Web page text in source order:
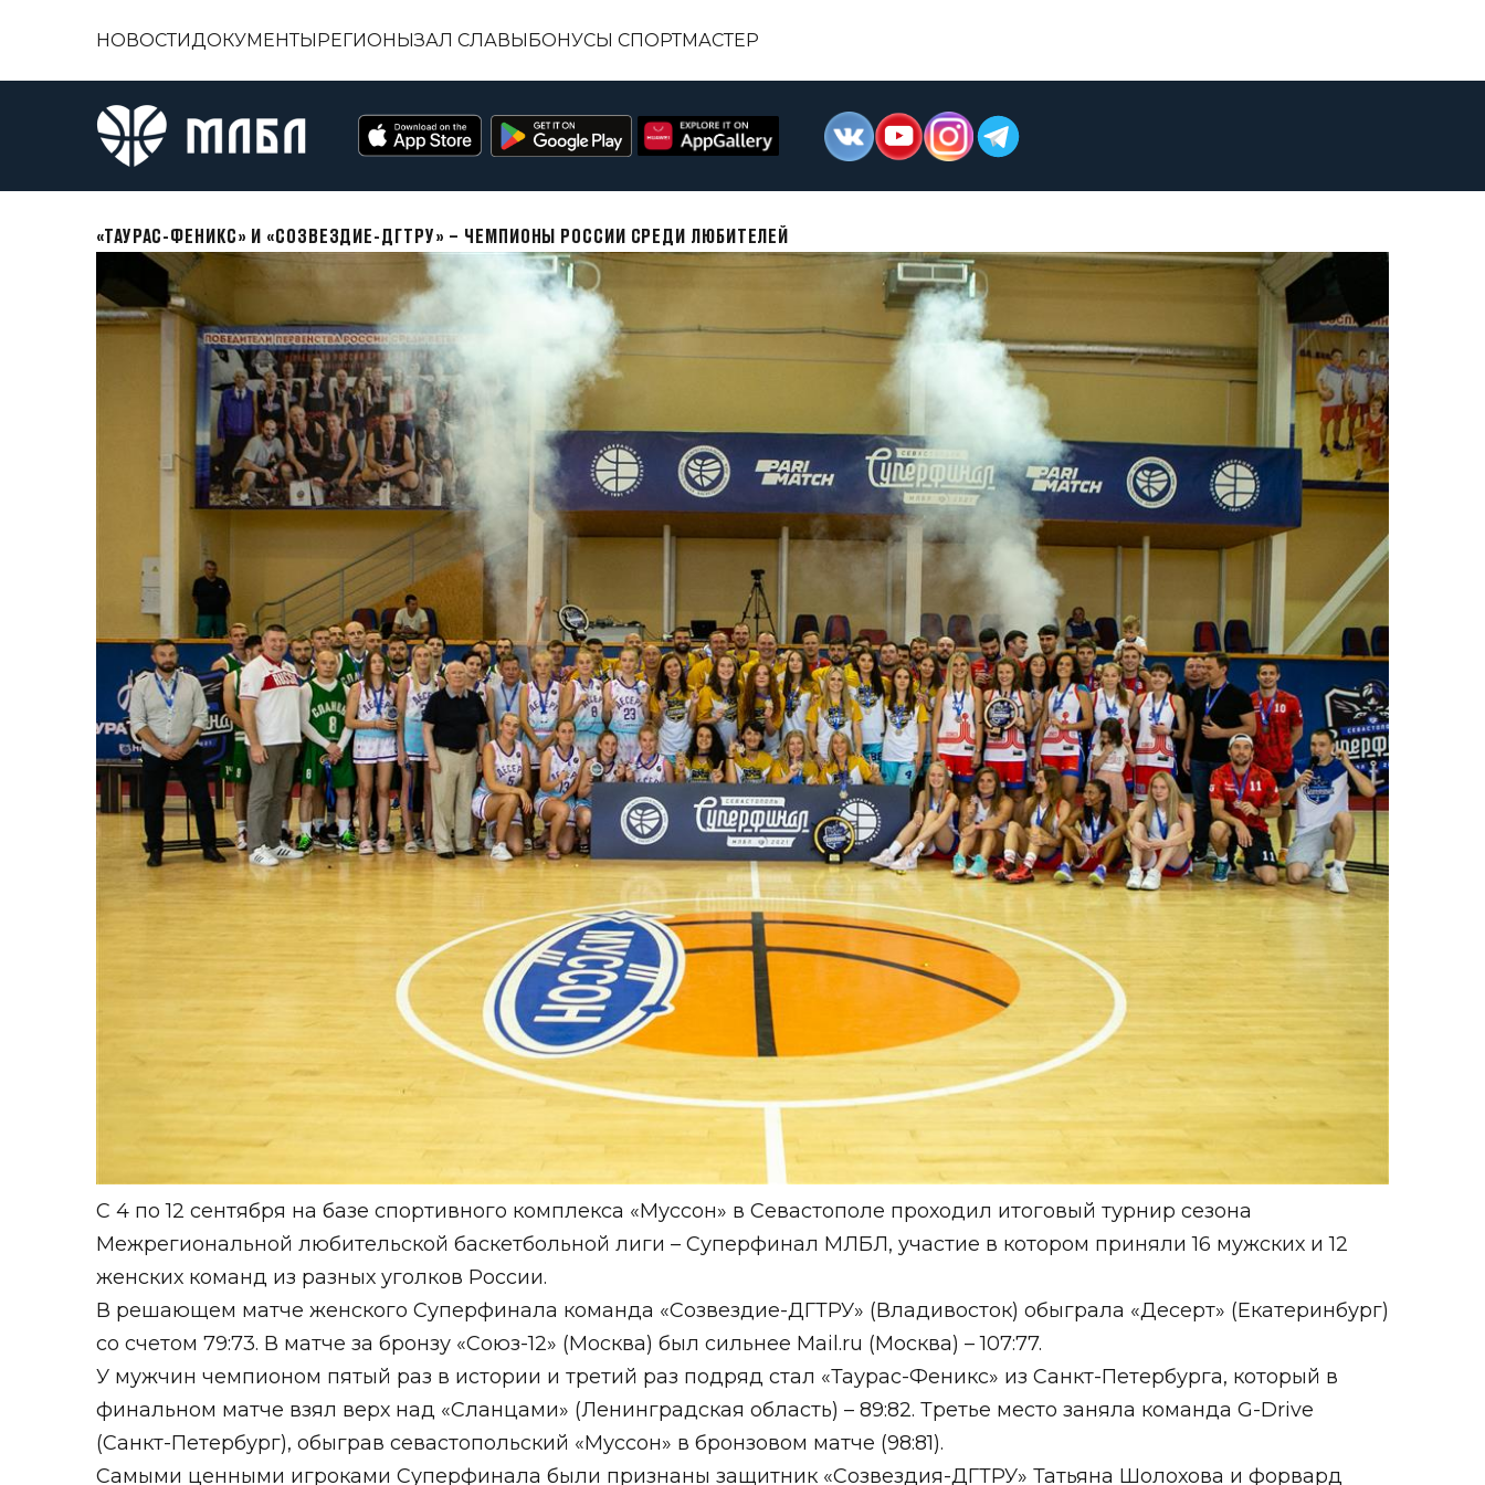
НОВОСТИДОКУМЕНТЫРЕГИОНЫЗАЛ СЛАВЫБОНУСЫ СПОРТМАСТЕР
«ТАУРАС-ФЕНИКС» И «СОЗВЕЗДИЕ-ДГТРУ» – ЧЕМПИОНЫ РОССИИ СРЕДИ ЛЮБИТЕЛЕЙ
С 4 по 12 сентября на базе спортивного комплекса «Муссон» в Севастополе проходил итоговый турнир сезона
Межрегиональной любительской баскетбольной лиги – Суперфинал МЛБЛ, участие в котором приняли 16 мужских и 12
женских команд из разных уголков России.
В решающем матче женского Суперфинала команда «Созвездие-ДГТРУ» (Владивосток) обыграла «Десерт» (Екатеринбург)
со счетом 79:73. В матче за бронзу «Союз-12» (Москва) был сильнее Mail.ru (Москва) – 107:77.
У мужчин чемпионом пятый раз в истории и третий раз подряд стал «Таурас-Феникс» из Санкт-Петербурга, который в
финальном матче взял верх над «Сланцами» (Ленинградская область) – 89:82. Третье место заняла команда G-Drive
(Санкт-Петербург), обыграв севастопольский «Муссон» в бронзовом матче (98:81).
Самыми ценными игроками Суперфинала были признаны защитник «Созвездия-ДГТРУ» Татьяна Шолохова и форвард